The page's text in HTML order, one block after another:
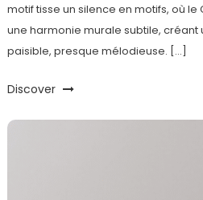
motif tisse un silence en motifs, où le
une harmonie murale subtile,
paisible, presque mélodieuse. […]
Discover